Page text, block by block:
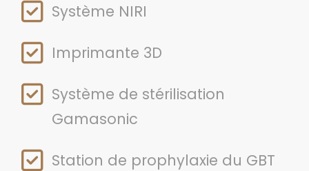
Système NIRI
Imprimante 3D
Système de stérilisation
Gamasonic
Station de prophylaxie du GBT